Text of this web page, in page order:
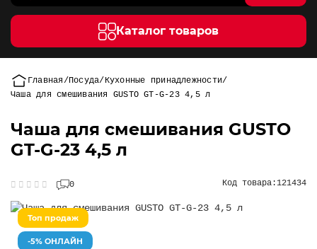
Каталог товаров
Главная Посуда
Кухонные принадлежности
Чаша для смешивания GUSTO GT-G-23 4,5 л
Чаша для смешивания GUSTO
GT-G-23 4,5 л
0 Код товара:121434
Топ продаж
-5% ОНЛАЙН